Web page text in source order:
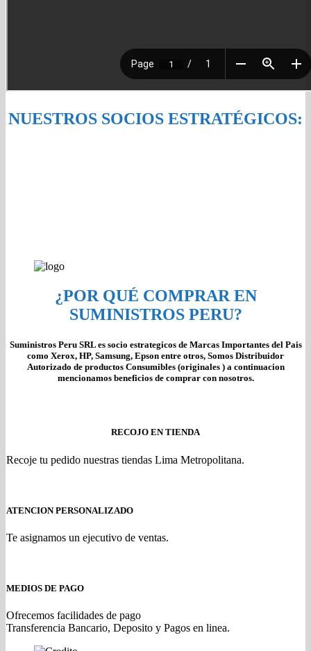
NUESTROS SOCIOS ESTRATÉGICOS:
¿POR QUÉ COMPRAR EN
SUMINISTROS PERU?
Suministros Peru SRL es socio estrategicos de Marcas Importantes del Pais
como Xerox, HP, Samsung, Epson entre otros, Somos Distribuidor
Autorizado de productos Consumibles (originales ) a continuacion
mencionamos beneficios de comprar con nosotros.
RECOJO EN TIENDA
Recoje tu pedido nuestras tiendas Lima Metropolitana.
ATENCION PERSONALIZADO
Te asignamos un ejecutivo de ventas.
MEDIOS DE PAGO
Ofrecemos facilidades de pago
Transferencia Bancario, Deposito y Pagos en linea.